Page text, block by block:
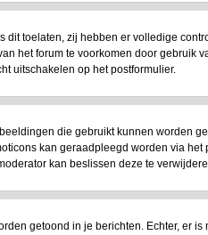
dit toelaten, zij hebben er volledige
het forum te voorkomen door gebruik
uitschakelen op het postformulier.
die gebruikt kunnen worden
kan geraadpleegd worden via
kan beslissen deze te
getoond in je berichten. Echter, er